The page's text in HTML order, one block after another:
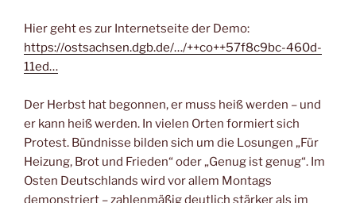
Hier geht es zur Internetseite der Demo:
https://ostsachsen.dgb.de/…/++co++57f8c9bc-460d-
11ed…
Der Herbst hat begonnen, er muss heiß werden – und
er kann heiß werden. In vielen Orten formiert sich
Protest. Bündnisse bilden sich um die Losungen „Für
Heizung, Brot und Frieden“ oder „Genug ist genug“. Im
Osten Deutschlands wird vor allem Montags